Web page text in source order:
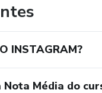
INSTAGRAM?
Média do